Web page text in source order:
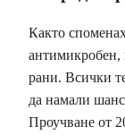
Както
антимикробен,
рани. Всички
да намали
Проучване от